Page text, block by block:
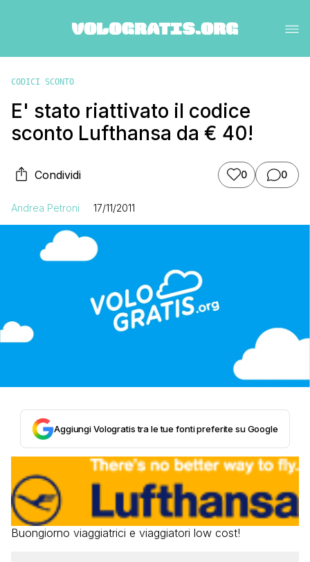
CODICI SCONTO
E' stato riattivato il codice
sconto Lufthansa da € 40!
Condividi 0 0
Andrea Petroni 17/11/2011
Aggiungi Vologratis tra le tue fonti preferite su Google
Buongiorno viaggiatrici e viaggiatori low cost!